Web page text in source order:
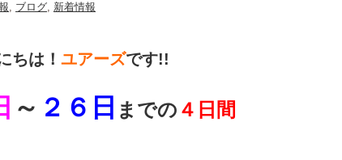
, ブログ, 新着情報
ちは！ ユアーズです!!
～ ２６日 までの ４日間